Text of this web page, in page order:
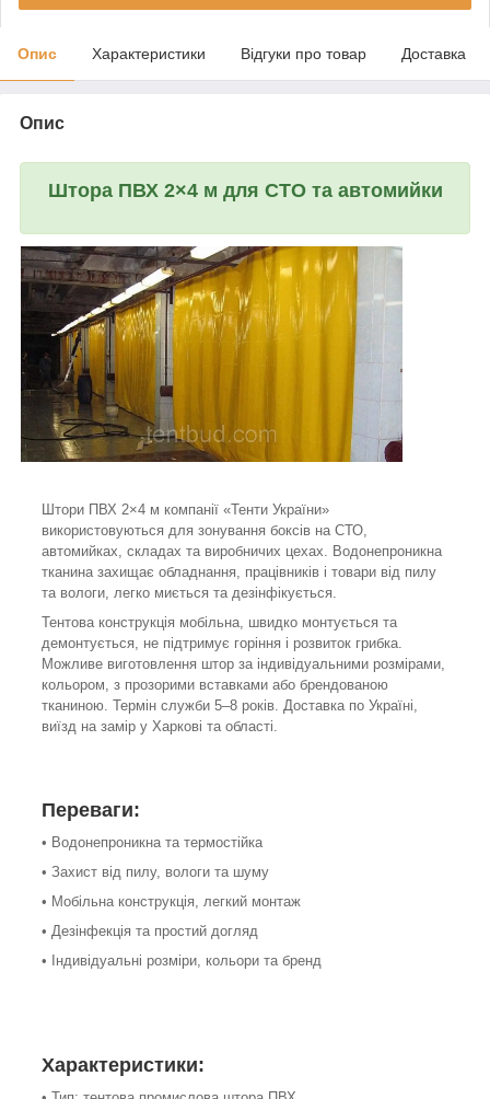
Опис Характеристики Відгуки про товар Доставка
Опис
Штора ПВХ 2×4 м для СТО та автомийки
Штори ПВХ 2×4 м компанії «Тенти України»
використовуються для зонування боксів на СТО,
автомийках, складах та виробничих цехах. Водонепроникна
тканина захищає обладнання, працівників і товари від пилу
та вологи, легко миється та дезінфікується.
Тентова конструкція мобільна, швидко монтується та
демонтується, не підтримує горіння і розвиток грибка.
Можливе виготовлення штор за індивідуальними розмірами,
кольором, з прозорими вставками або брендованою
тканиною. Термін служби 5–8 років. Доставка по Україні,
виїзд на замір у Харкові та області.
Переваги:
• Водонепроникна та термостійка
• Захист від пилу, вологи та шуму
• Мобільна конструкція, легкий монтаж
• Дезінфекція та простий догляд
• Індивідуальні розміри, кольори та бренд
Характеристики: